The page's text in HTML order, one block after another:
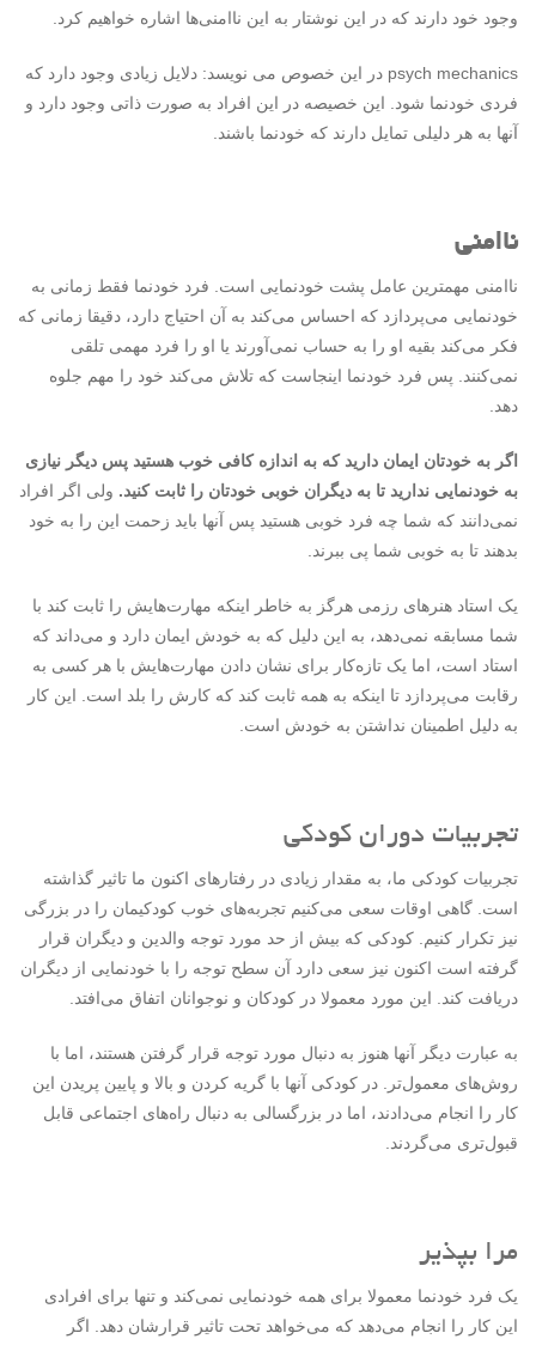
وجود خود دارند که در این نوشتار به این ناامنی‌ها اشاره خواهیم کرد.
psych mechanics در این خصوص می نویسد: دلایل زیادی وجود دارد که
فردی خودنما شود. این خصیصه در این افراد به صورت ذاتی وجود دارد و
آنها به هر دلیلی تمایل دارند که خودنما باشند.
ناامنی
ناامنی مهمترین عامل پشت خودنمایی است. فرد خودنما فقط زمانی به
خودنمایی می‌پردازد که احساس می‌کند به آن احتیاج دارد، دقیقا زمانی که
فکر می‌کند بقیه او را به حساب نمی‌آورند یا او را فرد مهمی تلقی
نمی‌کنند. پس فرد خودنما اینجاست که تلاش می‌کند خود را مهم جلوه
دهد.
اگر به خودتان ایمان دارید که به اندازه کافی خوب هستید پس دیگر نیازی
به خودنمایی ندارید تا به دیگران خوبی خودتان را ثابت کنید. ولی اگر افراد
نمی‌دانند که شما چه فرد خوبی هستید پس آنها باید زحمت این را به خود
بدهند تا به خوبی شما پی ببرند.
یک استاد هنرهای رزمی هرگز به خاطر اینکه مهارت‌هایش را ثابت کند با
شما مسابقه نمی‌دهد، به این دلیل که به خودش ایمان دارد و می‌داند که
استاد است، اما یک تازه‌کار برای نشان دادن مهارت‌هایش با هر کسی به
رقابت می‌پردازد تا اینکه به همه ثابت کند که کارش را بلد است. این کار
به دلیل اطمینان نداشتن به خودش است.
تجربیات دوران کودکی
تجربیات کودکی ما، به مقدار زیادی در رفتارهای اکنون ما تاثیر گذاشته
است. گاهی اوقات سعی می‌کنیم تجربه‌های خوب کودکیمان را در بزرگی
نیز تکرار کنیم. کودکی که بیش از حد مورد توجه والدین و دیگران قرار
گرفته است اکنون نیز سعی دارد آن سطح توجه را با خودنمایی از دیگران
دریافت کند. این مورد معمولا در کودکان و نوجوانان اتفاق می‌افتد.
به عبارت دیگر آنها هنوز به دنبال مورد توجه قرار گرفتن هستند، اما با
روش‌های معمول‌تر. در کودکی آنها با گریه کردن و بالا و پایین پریدن این
کار را انجام می‌دادند، اما در بزرگسالی به دنبال راه‌های اجتماعی قابل
قبول‌تری می‌گردند.
مرا بپذیر
یک فرد خودنما معمولا برای همه خودنمایی نمی‌کند و تنها برای افرادی
این کار را انجام می‌دهد که می‌خواهد تحت تاثیر قرارشان دهد. اگر